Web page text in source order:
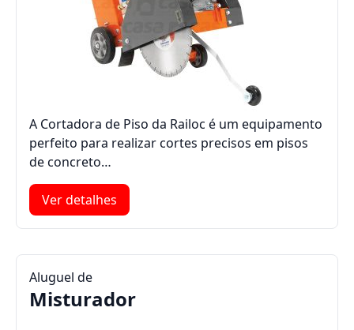
A Cortadora de Piso da Railoc é um equipamento
perfeito para realizar cortes precisos em pisos
de concreto…
Ver detalhes
Aluguel de
Misturador